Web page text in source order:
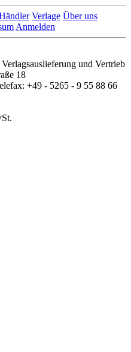
Verlage Über uns
Anmelden
und Vertrieb
18
+49 - 5265 - 9 55 88 66